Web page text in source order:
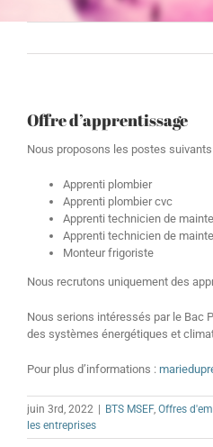
Offre d’apprentissage
Nous proposons les postes
Apprenti plombier
Apprenti plombier cvc
Apprenti technicien de
Apprenti technicien de
Monteur frigoriste
Nous recrutons uniquement des
Nous serions intéressés par le Bac
des systèmes énergétiques et
Pour plus d’informations :
juin 3rd, 2022 BTS MSEF, Offres
les entreprises